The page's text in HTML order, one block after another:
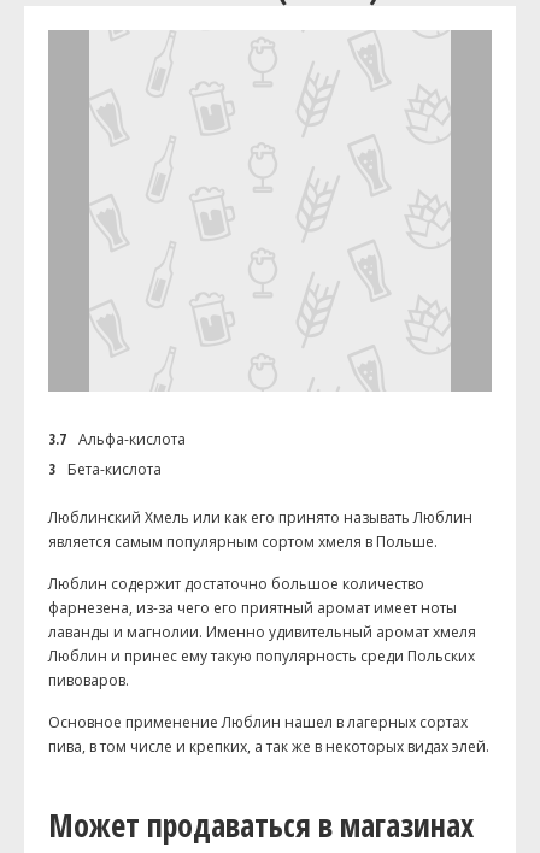
3.7 Альфа-кислота
3
Бета-кислота
Люблинский Хмель или как его принято называть Люблин
является самым популярным сортом хмеля в Польше.
Люблин содержит достаточно большое количество
фарнезена, из-за чего его приятный аромат имеет ноты
лаванды и магнолии. Именно удивительный аромат хмеля
Люблин и принес ему такую популярность среди Польских
пивоваров.
Основное применение Люблин нашел в лагерных сортах
пива, в том числе и крепких, а так же в некоторых видах элей.
Может продаваться в магазинах